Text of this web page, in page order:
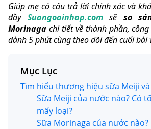
Giúp mẹ có câu trả lời chính xác và
đầy Suangoainhap.comsẽ so
Morinaga chi tiết về thành phần,
dành 5 phút cùng theo dõi đến cuối bài
Mục Lục
Tìm hiểu thương hiệu sữa Meiji
Sữa Meiji của nước nào? Có
mấy loại?
Sữa Morinaga của nước